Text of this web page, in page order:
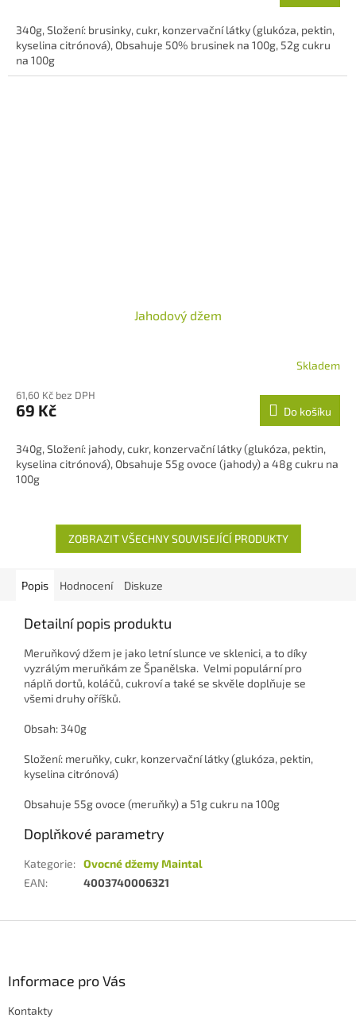
340g, Složení: brusinky, cukr, konzervační látky (glukóza, pektin,
kyselina citrónová), Obsahuje 50% brusinek na 100g, 52g cukru
na 100g
Jahodový džem
Skladem
61,60 Kč bez DPH
69 Kč Do košíku
340g, Složení: jahody, cukr, konzervační látky (glukóza, pektin,
kyselina citrónová), Obsahuje 55g ovoce (jahody) a 48g cukru na
100g
ZOBRAZIT VŠECHNY SOUVISEJÍCÍ PRODUKTY
Popis Hodnocení Diskuze
Detailní popis produktu
Meruňkový džem je jako letní slunce ve sklenici, a to díky
vyzrálým meruňkám ze Španělska. Velmi populární pro
náplň dortů, koláčů, cukroví a také se skvěle doplňuje se
všemi druhy oříšků.
Obsah: 340g
Složení: meruňky, cukr, konzervační látky (glukóza, pektin,
kyselina citrónová)
Obsahuje 55g ovoce (meruňky) a 51g cukru na 100g
Doplňkové parametry
Kategorie: Ovocné džemy Maintal
EAN: 4003740006321
Informace pro Vás
Kontakty